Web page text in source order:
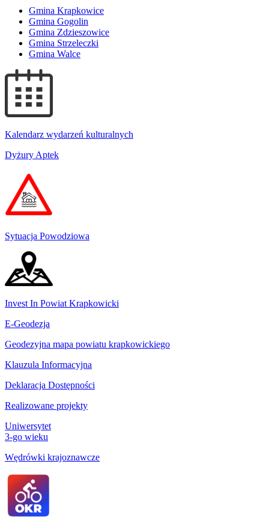
Gmina Krapkowice
Gmina Gogolin
Gmina Zdzieszowice
Gmina Strzeleczki
Gmina Walce
Kalendarz wydarzeń kulturalnych
Dyżury Aptek
Sytuacja Powodziowa
Invest In Powiat Krapkowicki
E-Geodezja
Geodezyjna mapa powiatu krapkowickiego
Klauzula Informacyjna
Deklaracja Dostępności
Realizowane projekty
Uniwersytet
3-go wieku
Wędrówki krajoznawcze